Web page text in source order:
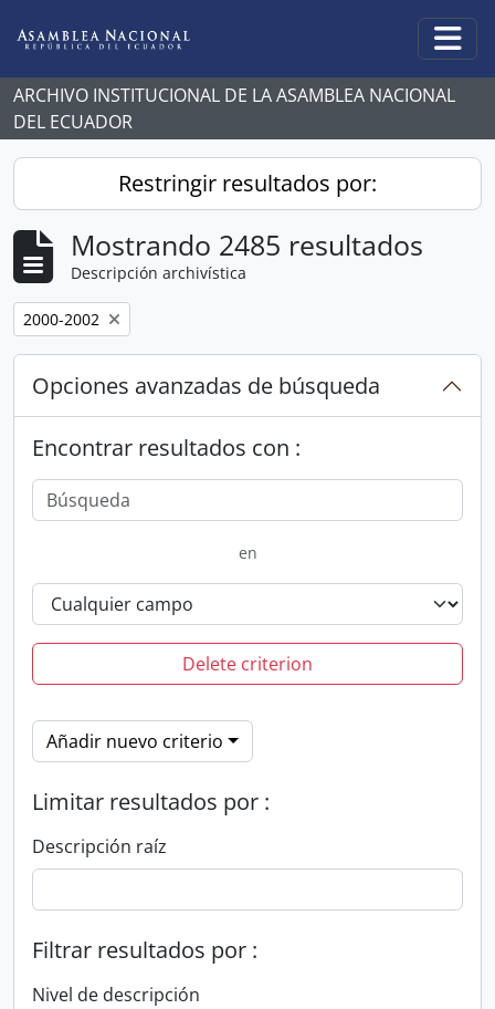
ARCHIVO INSTITUCIONAL DE LA ASAMBLEA NACIONAL
DEL ECUADOR
Restringir resultados por:
Mostrando 2485 resultados
Descripción archivística
Remove filter:
2000-2002
Opciones avanzadas de búsqueda
Encontrar resultados con :
en
Delete criterion
Añadir nuevo criterio
Limitar resultados por :
Descripción raíz
Filtrar resultados por :
Nivel de descripción